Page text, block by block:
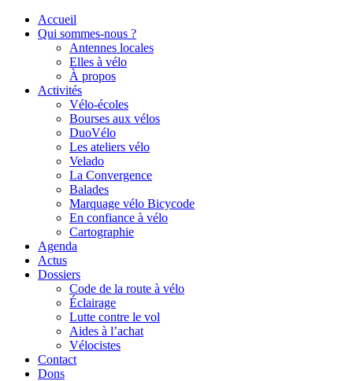
Accueil
Qui sommes-nous ?
Antennes locales
Elles à vélo
À propos
Activités
Vélo-écoles
Bourses aux vélos
DuoVélo
Les ateliers vélo
Velado
La Convergence
Balades
Marquage vélo Bicycode
En confiance à vélo
Cartographie
Agenda
Actus
Dossiers
Code de la route à vélo
Éclairage
Lutte contre le vol
Aides à l’achat
Vélocistes
Contact
Dons